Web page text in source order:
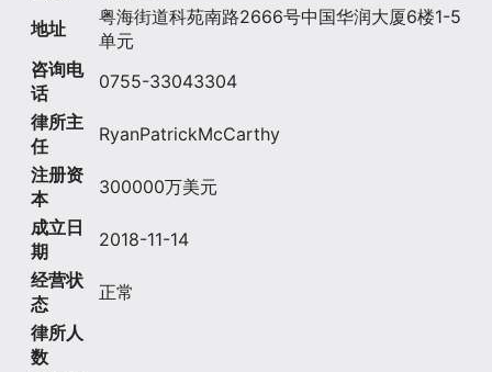
地址
粤海街道科苑南路2666号中国华润大厦6楼1-5
单元
咨询电
话
0755-33043304
律所主
任
RyanPatrickMcCarthy
注册资
本
300000万美元
成立日
期
2018-11-14
经营状
态
正常
律所人
数